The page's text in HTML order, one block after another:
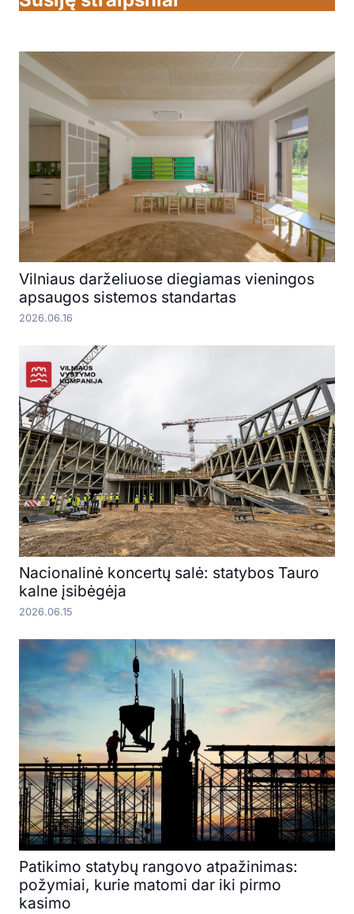
Vilniaus darželiuose diegiamas vieningos
apsaugos sistemos standartas
2026.06.16
Nacionalinė koncertų salė: statybos Tauro
kalne įsibėgėja
2026.06.15
Patikimo statybų rangovo atpažinimas:
požymiai, kurie matomi dar iki pirmo
kasimo